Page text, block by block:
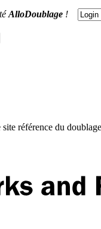
AlloDoublage !
site référence du